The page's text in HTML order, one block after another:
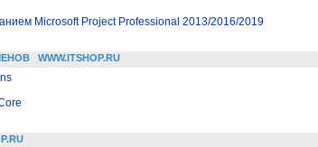
Microsoft Project Professional 2013/2016/2019
WWW.ITSHOP.RU